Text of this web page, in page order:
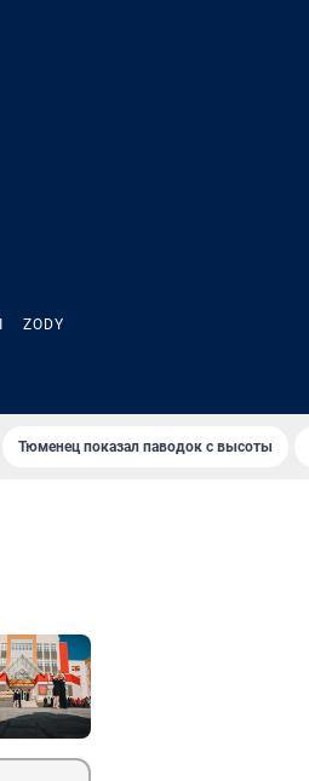
ZODY
Тюменец показал паводок с высоты